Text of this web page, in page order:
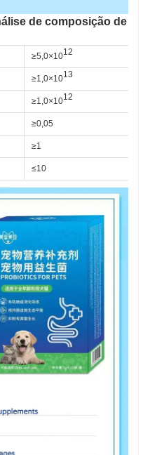
de composição de
≥5,0×1012
≥1,0×1013
≥1,0×1012
≥0,05
≥1
≤10